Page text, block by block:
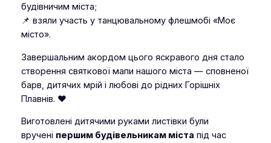
будівничим міста;
📌 взяли участь у танцювальному флешмобі «Моє
місто».
Завершальним акордом цього яскравого дня стало
створення святкової мапи нашого міста — сповненої
барв, дитячих мрій і любові до рідних Горішніх
Плавнів. ❤️
Виготовлені дитячими руками листівки були
вручені першим будівельникам міста під час